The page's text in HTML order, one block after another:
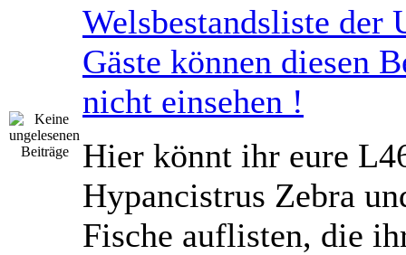
Welsbestandsliste der
Gäste können diesen
nicht einsehen !
Hier könnt ihr eure
Hypancistrus Zebra
Fische auflisten, die